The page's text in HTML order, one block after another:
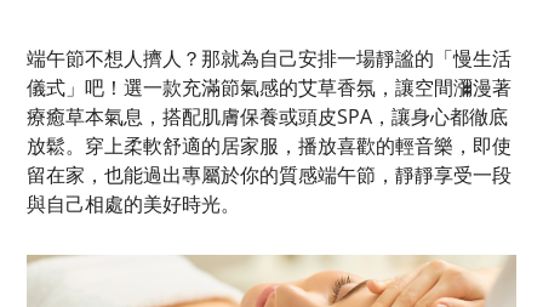
端午節不想人擠人？那就為自己安排一場靜謐的「慢生活
儀式」吧！選一款充滿節氣感的艾草香氛，讓空間瀰漫著
療癒草本氣息，搭配肌膚保養或頭皮SPA，讓身心都徹底
放鬆。穿上柔軟舒適的居家服，播放喜歡的輕音樂，即使
留在家，也能過出專屬於你的質感端午節，靜靜享受一段
與自己相處的美好時光。